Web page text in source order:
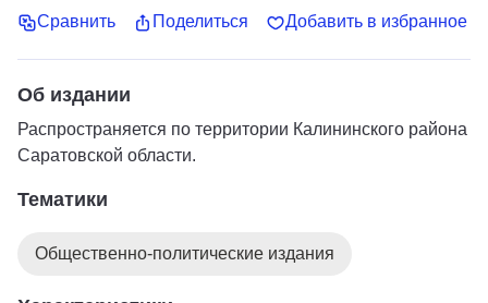
Сравнить Поделиться Добавить в избранное
Об издании
Распространяется по территории Калининского района
Саратовской области.
Тематики
Общественно-политические издания